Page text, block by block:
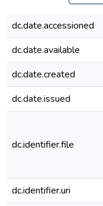
dc.date.accessioned
dc.date.available
dc.date.created
dc.date.issued
dc.identifier.file
dc.identifier.uri